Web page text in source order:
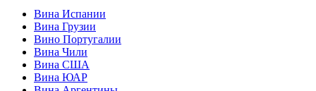
Вина Испании
Вина Грузии
Вино Португалии
Вина Чили
Вина США
Вина ЮАР